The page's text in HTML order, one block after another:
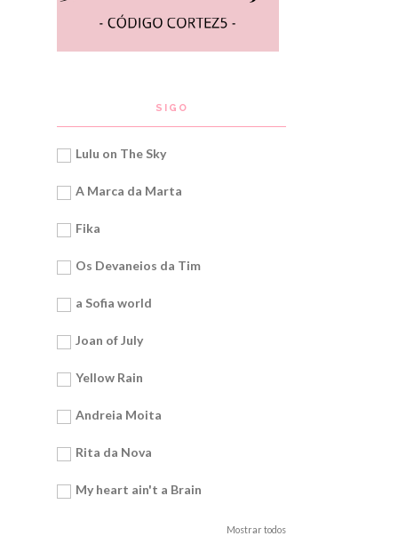
SIGO
Lulu on The Sky
A Marca da Marta
Fika
Os Devaneios da Tim
a Sofia world
Joan of July
Yellow Rain
Andreia Moita
Rita da Nova
My heart ain't a Brain
Mostrar todos